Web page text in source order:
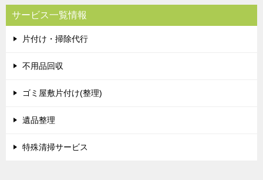
ビ
ゲ
ー
シ
サービス一覧情報
片付け・掃除代行
不用品回収
ゴミ屋敷片付け(整理)
遺品整理
特殊清掃サービス